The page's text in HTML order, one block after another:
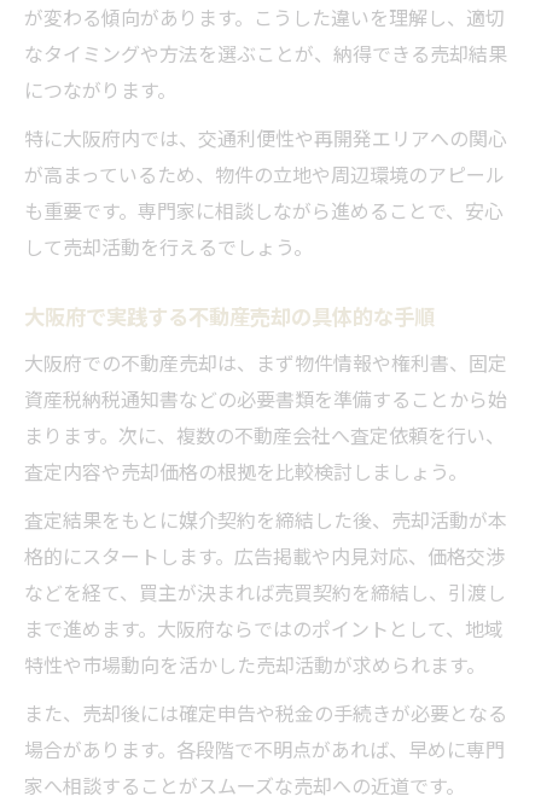
が変わる傾向があります。こうした違いを理解し、適切
なタイミングや方法を選ぶことが、納得できる売却結果
につながります。
特に大阪府内では、交通利便性や再開発エリアへの関心
が高まっているため、物件の立地や周辺環境のアピール
も重要です。専門家に相談しながら進めることで、安心
して売却活動を行えるでしょう。
大阪府で実践する不動産売却の具体的な手順
大阪府での不動産売却は、まず物件情報や権利書、固定
資産税納税通知書などの必要書類を準備することから始
まります。次に、複数の不動産会社へ査定依頼を行い、
査定内容や売却価格の根拠を比較検討しましょう。
査定結果をもとに媒介契約を締結した後、売却活動が本
格的にスタートします。広告掲載や内見対応、価格交渉
などを経て、買主が決まれば売買契約を締結し、引渡し
まで進めます。大阪府ならではのポイントとして、地域
特性や市場動向を活かした売却活動が求められます。
また、売却後には確定申告や税金の手続きが必要となる
場合があります。各段階で不明点があれば、早めに専門
家へ相談することがスムーズな売却への近道です。